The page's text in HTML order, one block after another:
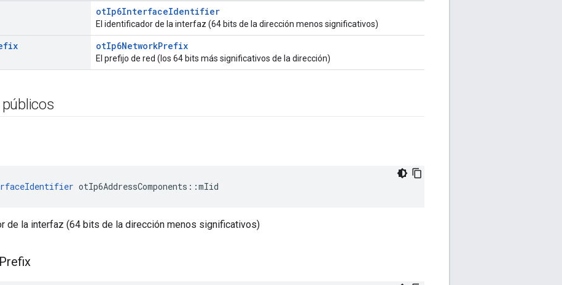
otIp6InterfaceIdentifier
El identificador de la interfaz (64 bits de la dirección menos significativos)
otIp6NetworkPrefix
El prefijo de red (los 64 bits más significativos de la dirección)
otIp6AddressComponents ::mIid
de la interfaz (64 bits de la dirección menos significativos)
Prefix